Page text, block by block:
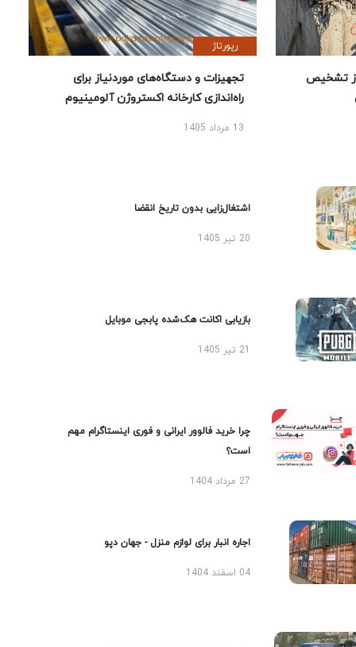
تشخیص
رپورتاژ
تجهیزات و دستگاه‌های موردنیاز برای
راه‌اندازی کارخانه اکستروژن آلومینیوم
13 مرداد 1405
اشتغال‌زایی بدون تاریخ انقضا
20 تیر 1405
بازیابی اکانت هک‌شده پابجی موبایل
چرا خرید فالوور ایرانی و فوری اینستاگرام مهم
است؟
27 مرداد 1404
اجاره انبار برای لوازم منزل - جهان دپو
04 اسفند 1404